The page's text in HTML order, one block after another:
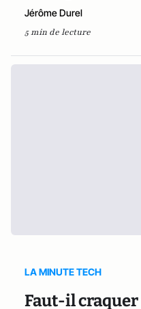
Jérôme Durel
5 min de lecture
LA MINUTE TECH
Faut-il craquer